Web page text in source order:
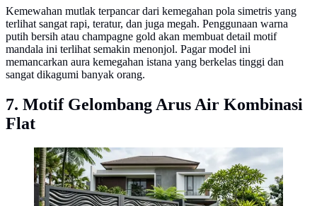
Kemewahan mutlak terpancar dari kemegahan pola simetris yang
terlihat sangat rapi, teratur, dan juga megah. Penggunaan warna
putih bersih atau champagne gold akan membuat detail motif
mandala ini terlihat semakin menonjol. Pagar model ini
memancarkan aura kemegahan istana yang berkelas tinggi dan
sangat dikagumi banyak orang.
7. Motif Gelombang Arus Air Kombinasi
Flat